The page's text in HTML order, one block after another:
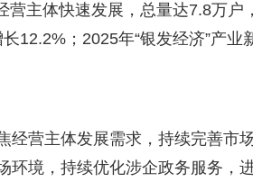
营主体快速发展，总量达7.8万
12.2%；2025年“银发经济”产
经营主体发展需求，持续完善市
环境，持续优化涉企政务服务，